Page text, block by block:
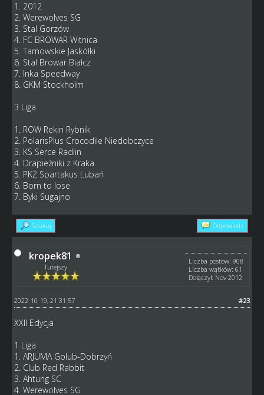
1. 2012
2. Werewolves SG
3. Stal Gorzów
4. FC BROWAR Witnica
5. Tarnowskie Jaskółki
6. Stal Browar Białcz
7. Inka Speedway
8. GKM Stockholm
3 Liga
1. ROW Rekin Rybnik
2. PolarisPlus Crocodile Niedobczyce
3. KS Serce Radlin
4. Drapieżniki z Kraka
5. PKŻ Spartakus Lubań
6. Born to lose
7. Byki Sugajno
Szukaj Odpowiedz
kropek81
Tutejszy
Liczba postów: 908
Liczba wątków: 61
Dołączył: Nov 2012
#23
2022-10-19, 21:31:57
XXII Edycja
1 Liga
1. ARJUMA Golub-Dobrzyń
2. Club Red Rabbit
3. Ahtung SC
4. Werewolves SG